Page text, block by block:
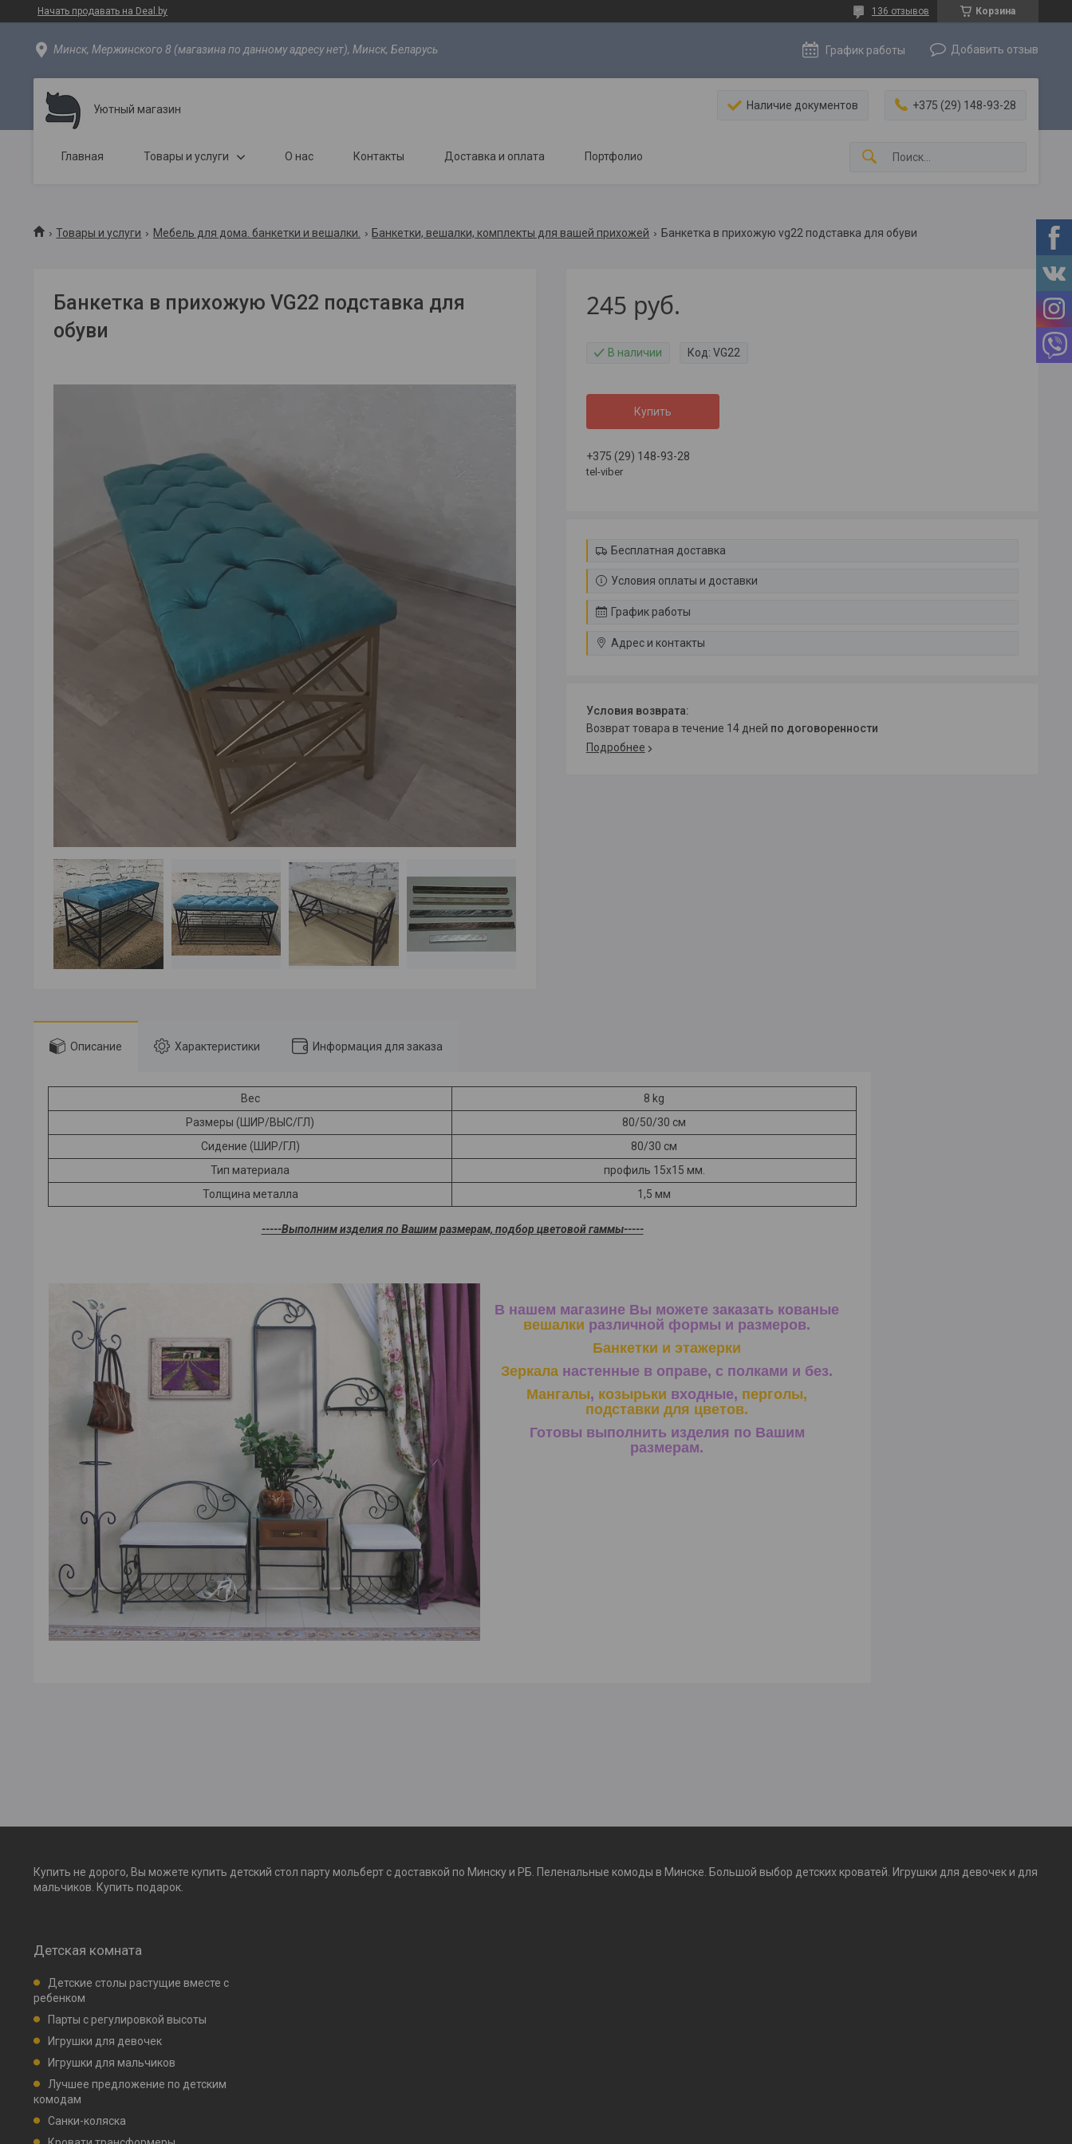
Начать продавать на Deal.by Корзина
136 отзывов
Минск, Мержинского 8 (магазина по данному адресу нет), Минск, Беларусь График работы Добавить отзыв
Уютный магазин Наличие документов +375 (29) 148-93-28
Главная Товары и услуги О нас Контакты Доставка и оплата Портфолио
Товары и услуги Мебель для дома. банкетки и вешалки. Банкетки, вешалки, комплекты для вашей прихожей Банкетка в прихожую vg22 подставка для обуви
Банкетка в прихожую VG22 подставка для
обуви
245 руб.
В наличии Код: VG22
Купить
+375 (29) 148-93-28
tel-viber
Бесплатная доставка
Условия оплаты и доставки
График работы
Адрес и контакты
возврат товара в течение 14 дней по договоренности
Подробнее
Описание Характеристики Информация для заказа
Вес
8 kg
Размеры (ШИР/ВЫС/ГЛ)
80/50/30 см
Сидение (ШИР/ГЛ)
80/30 см
Тип материала
профиль 15х15 мм.
Толщина металла
1,5 мм
-----Выполним изделия по Вашим размерам, подбор цветовой гаммы-----
В нашем магазине Вы можете заказать кованые
вешалки различной формы и размеров.
Банкетки и этажерки
Зеркала настенные в оправе, с полками и без.
Мангалы, козырьки входные, перголы,
подставки для цветов.
Готовы выполнить изделия по Вашим
размерам.
Купить не дорого, Вы можете купить детский стол парту мольберт с доставкой по Минску и РБ. Пеленальные комоды в Минске. Большой выбор детских кроватей. Игрушки для девочек и для
мальчиков. Купить подарок.
Детская комната
Детские столы растущие вместе с
ребенком
Парты с регулировкой высоты
Игрушки для девочек
Игрушки для мальчиков
Лучшее предложение по детским
комодам
Санки-коляска